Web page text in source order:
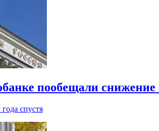
пообещали
года спустя